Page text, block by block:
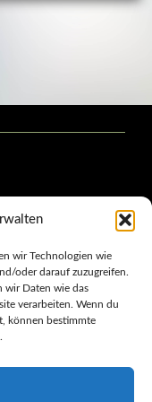
wir Technologien wie
oder darauf zuzugreifen.
wir Daten wie das
verarbeiten. Wenn du
können bestimmte